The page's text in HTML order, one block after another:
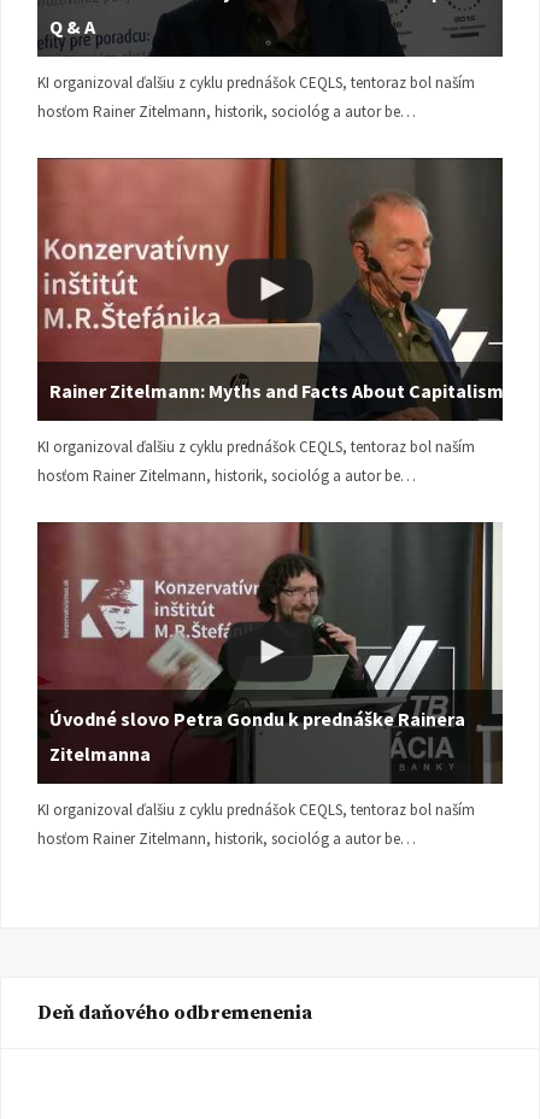
Q & A
KI organizoval ďalšiu z cyklu prednášok CEQLS, tentoraz bol naším
hosťom Rainer Zitelmann, historik, sociológ a autor be…
Rainer Zitelmann: Myths and Facts About Capitalism
KI organizoval ďalšiu z cyklu prednášok CEQLS, tentoraz bol naším
hosťom Rainer Zitelmann, historik, sociológ a autor be…
Úvodné slovo Petra Gondu k prednáške Rainera
Zitelmanna
KI organizoval ďalšiu z cyklu prednášok CEQLS, tentoraz bol naším
hosťom Rainer Zitelmann, historik, sociológ a autor be…
Deň daňového odbremenenia